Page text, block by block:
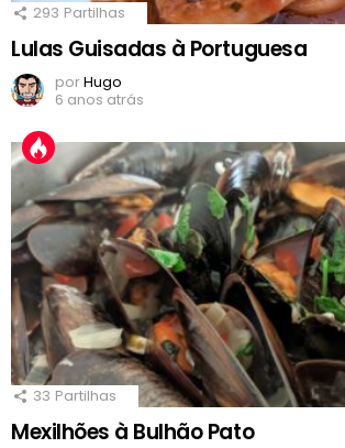
293 Partilhas
Lulas Guisadas à Portuguesa
porHugo
6 anos atrás
33 Partilhas
Mexilhões à Bulhão Pato